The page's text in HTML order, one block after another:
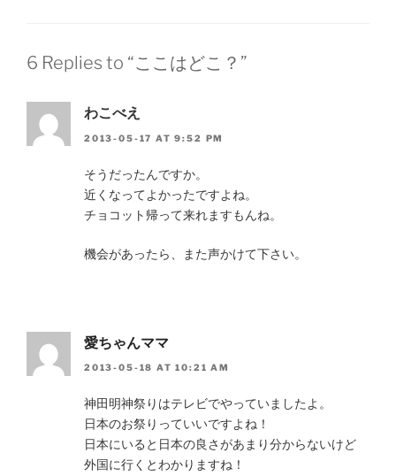
6 Replies to “ここはどこ？”
わこべえ
2013-05-17 AT 9:52 PM
そうだったんですか。
近くなってよかったですよね。
チョコット帰って来れますもんね。
機会があったら、また声かけて下さい。
愛ちゃんママ
2013-05-18 AT 10:21 AM
神田明神祭りはテレビでやっていましたよ。
日本のお祭りっていいですよね！
日本にいると日本の良さがあまり分からないけど
外国に行くとわかりますね！